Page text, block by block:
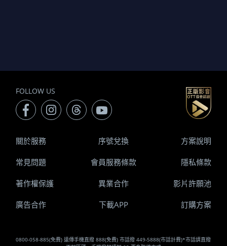
FOLLOW US
0800-058-885(免費) 遠傳手機直撥 888(免費) 市話撥 449-5888(市話計費)*市話請直撥
關於服務 序號兌換 方案說明
常見問題 會員服務條款 隱私條款
著作權保護 異業合作 影片許願池
廣告合作 下載APP 訂購方案